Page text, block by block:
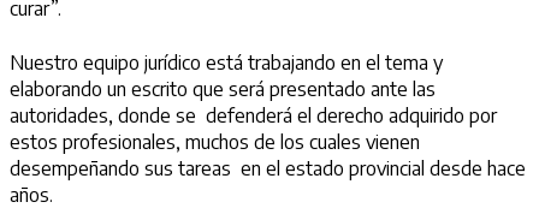
curar”.
Nuestro equipo jurídico está trabajando en el tema y
elaborando un escrito que será presentado ante las
autoridades, donde se defenderá el derecho adquirido por
estos profesionales, muchos de los cuales vienen
desempeñando sus tareas en el estado provincial desde hace
años.